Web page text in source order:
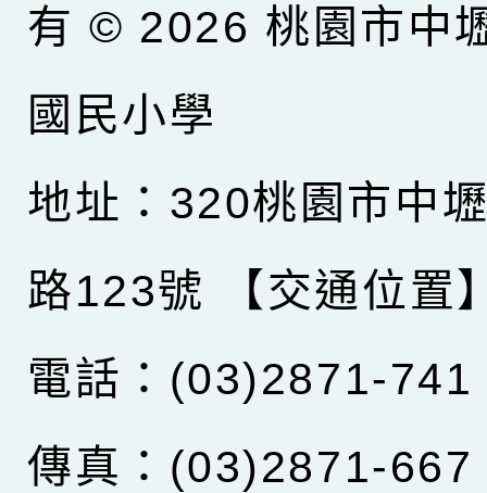
有 © 2026 桃園市中
國民小學
地址：320桃園市中
路123號
【交通位置
電話：(03)2871-741
傳真：(03)2871-667